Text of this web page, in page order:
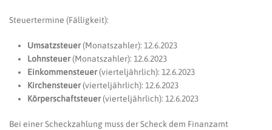
Steuertermine (Fälligkeit):
Umsatzsteuer(Monatszahler): 12.6.2023
Lohnsteuer(Monatszahler): 12.6.2023
Einkommensteuer(vierteljährlich): 12.6.2023
Kirchensteuer(vierteljährlich): 12.6.2023
Körperschaftsteuer(vierteljährlich): 12.6.2023
Bei einer Scheckzahlung muss der Scheck dem Finanzamt